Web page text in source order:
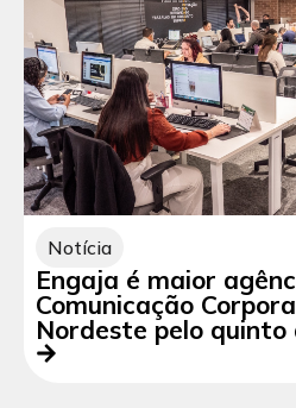
Notícia
Engaja é maior
Comunicação
Nordeste pelo quinto